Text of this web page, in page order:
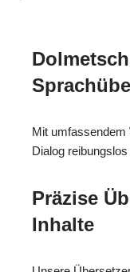
Mit umfassendem
Dialog
Präzise
Inhalte